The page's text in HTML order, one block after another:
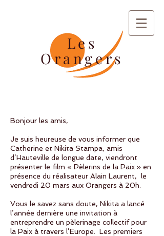
Les
Orangers
Bonjour les amis,
Je suis heureuse de vous informer que
Catherine et Nikita Stampa, amis
d’Hauteville de longue date, viendront
présenter le film « Pèlerins de la Paix » en
présence du réalisateur Alain Laurent, le
vendredi 20 mars aux Orangers à 20h.
Vous le savez sans doute, Nikita a lancé
l’année dernière une invitation à
entreprendre un pèlerinage collectif pour
la Paix à travers l’Europe. Les premiers